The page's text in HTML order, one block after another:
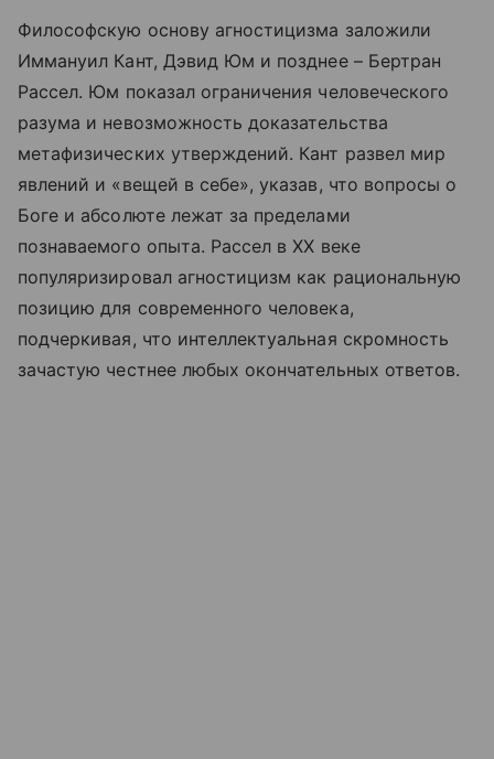
Философскую основу агностицизма заложили
Иммануил Кант, Дэвид Юм и позднее – Бертран
Рассел. Юм показал ограничения человеческого
разума и невозможность доказательства
метафизических утверждений. Кант развел мир
явлений и «вещей в себе», указав, что вопросы о
Боге и абсолюте лежат за пределами
познаваемого опыта. Рассел в XX веке
популяризировал агностицизм как рациональную
позицию для современного человека,
подчеркивая, что интеллектуальная скромность
зачастую честнее любых окончательных ответов.